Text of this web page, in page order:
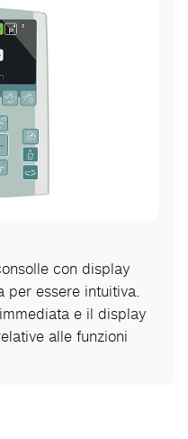
con display
per essere intuitiva.
immediata e il display
alle funzioni